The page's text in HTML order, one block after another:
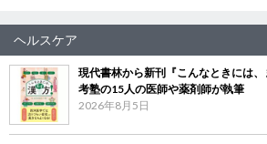
ヘルスケア
現代書林から新刊『こんなときには
考塾の15人の医師や薬剤師が執筆
2026年8月5日